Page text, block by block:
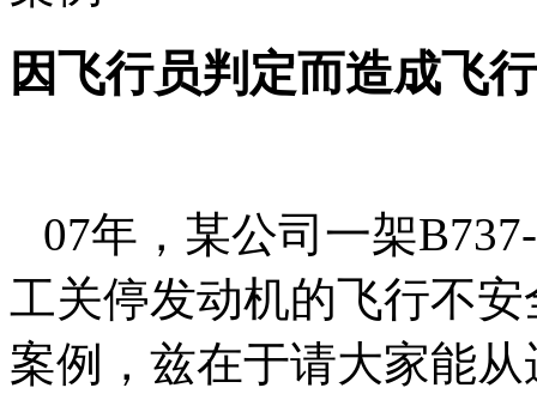
因飞行员判定而造成飞
07年，某公司一架
工关停发动机的飞行不
案例，兹在于请大家能